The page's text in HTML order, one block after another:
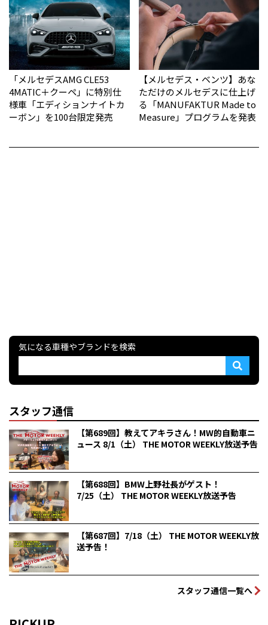
「メルセデスAMG CLE53
4MATIC＋クーペ」に特別仕
様車「エディションナイトカ
ーボン」を100台限定発売
【メルセデス・ベンツ】あな
ただけのメルセデスに仕上げ
る「MANUFAKTUR Made to
Measure」プログラムを発表
気になる車種やブランドを検索
スタッフ通信
【第689回】教えてアキラさん！MW的自動車ニ
ュース 8/1（土） THE MOTOR WEEKLY放送予告
【第688回】BMW上野社長がゲスト！
7/25（土） THE MOTOR WEEKLY放送予告
【第687回】7/18（土） THE MOTOR WEEKLY放
送予告！
スタッフ通信一覧へ